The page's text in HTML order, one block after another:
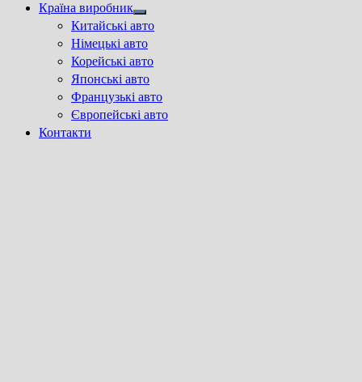
Країна виробник
Show
sub
menu
Китайські авто
Німецькі авто
Корейські авто
Японські авто
Французькі авто
Європейські авто
Контакти